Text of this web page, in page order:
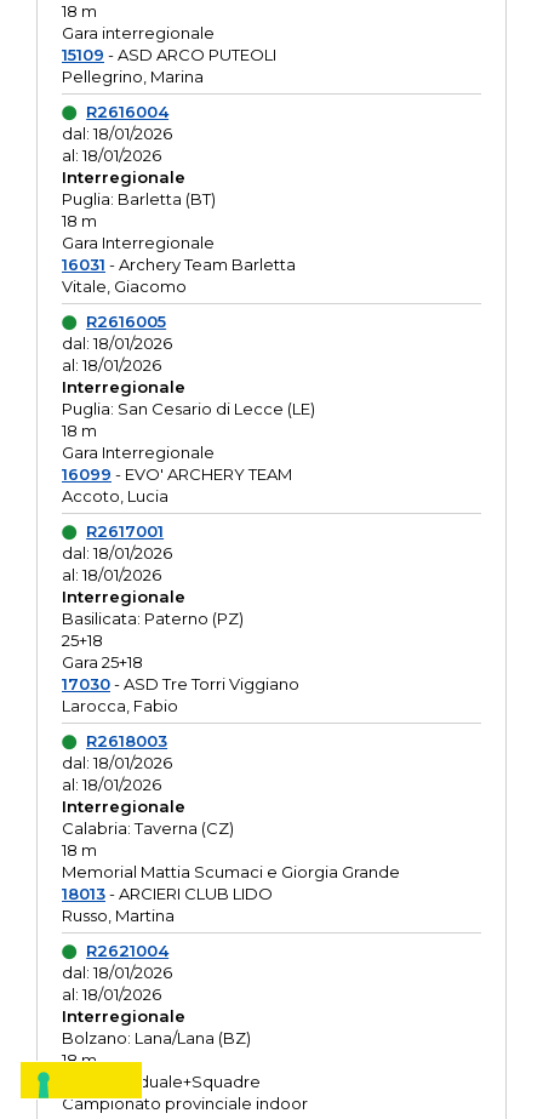
18 m
Gara interregionale
15109 - ASD ARCO PUTEOLI
Pellegrino, Marina
R2616004
dal: 18/01/2026
al: 18/01/2026
Interregionale
Puglia: Barletta (BT)
18 m
Gara Interregionale
16031 - Archery Team Barletta
Vitale, Giacomo
R2616005
dal: 18/01/2026
al: 18/01/2026
Interregionale
Puglia: San Cesario di Lecce (LE)
18 m
Gara Interregionale
16099 - EVO' ARCHERY TEAM
Accoto, Lucia
R2617001
dal: 18/01/2026
al: 18/01/2026
Interregionale
Basilicata: Paterno (PZ)
25+18
Gara 25+18
17030- ASD Tre Torri Viggiano
Larocca, Fabio
R2618003
dal: 18/01/2026
al: 18/01/2026
Interregionale
Calabria: Taverna (CZ)
18 m
Memorial Mattia Scumaci e Giorgia Grande
18013- ARCIERI CLUB LIDO
Russo, Martina
R2621004
dal: 18/01/2026
al: 18/01/2026
Interregionale
Bolzano: Lana/Lana (BZ)
18 m
O.R. Individuale+Squadre
Campionato provinciale indoor